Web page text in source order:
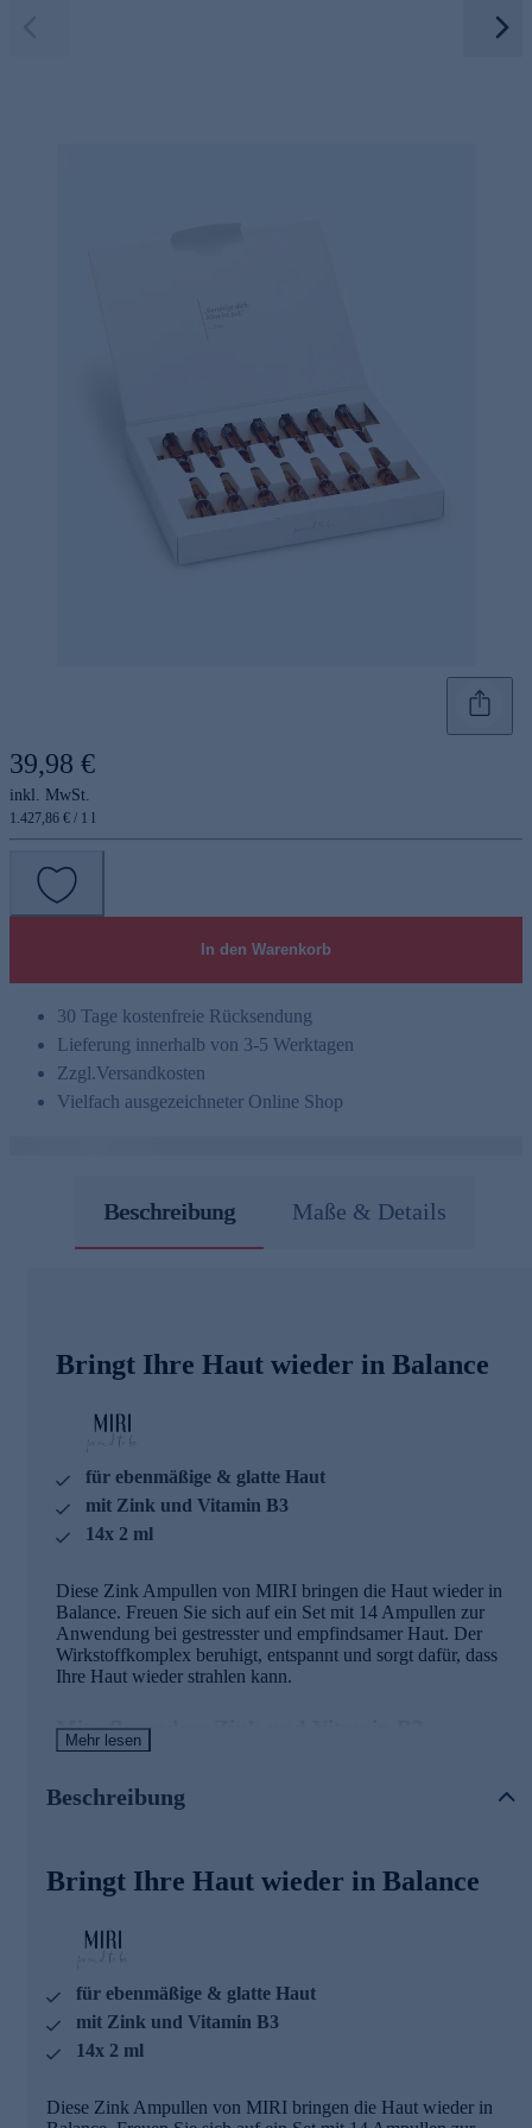
39,98 €
inkl. MwSt.
1.427,86 € / 1 l
In den Warenkorb
30 Tage kostenfreie Rücksendung
Lieferung innerhalb von 3-5 Werktagen
Zzgl.Versandkosten
Vielfach ausgezeichneter Online Shop
Beschreibung Maße & Details
Bringt Ihre Haut wieder in Balance
für ebenmäßige & glatte Haut
mit Zink und Vitamin B3
14x 2 ml
Diese Zink Ampullen von MIRI bringen die Haut wieder in
Balance. Freuen Sie sich auf ein Set mit 14 Ampullen zur
Anwendung bei gestresster und empfindsamer Haut. Der
Wirkstoffkomplex beruhigt, entspannt und sorgt dafür, dass
Ihre Haut wieder strahlen kann.
Mit pflegendem Zink und Vitamin B3
und effektiv gegen fettige Haut. Zusätzlich kann sie
Unreinheiten vorbeugen. Dank des enthaltenen Peptid-
Wirkstoffe für schöne Haut:
Zink-PCA
Diamant-Peptid-Komplex
Rotalgenextrakt
Sie erhalten eine hohe Kosmetikqualität - entwickelt und
hergestellt in Deutschland.
Sehen Sie so jung aus, wie Sie sich fühlen!
Mehr lesen
Beschreibung
Bringt Ihre Haut wieder in Balance
für ebenmäßige & glatte Haut
mit Zink und Vitamin B3
14x 2 ml
Diese Zink Ampullen von MIRI bringen die Haut wieder in